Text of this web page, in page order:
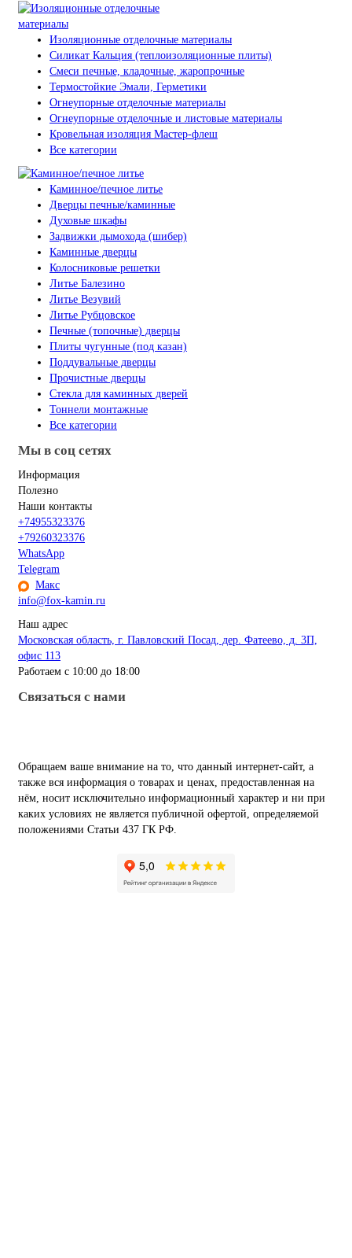
Изоляционные отделочные материалы
Силикат Кальция (теплоизоляционные плиты)
Смеси печные, кладочные, жаропрочные
Термостойкие Эмали, Герметики
Огнеупорные отделочные материалы
Огнеупорные отделочные и листовые материалы
Кровельная изоляция Мастер-флеш
Все категории
Каминное/печное литье
Дверцы печные/каминные
Духовые шкафы
Задвижки дымохода (шибер)
Каминные дверцы
Колосниковые решетки
Литье Балезино
Литье Везувий
Литье Рубцовское
Печные (топочные) дверцы
Плиты чугунные (под казан)
Поддувальные дверцы
Прочистные дверцы
Стекла для каминных дверей
Тоннели монтажные
Все категории
Мы в соц сетях
Информация
Полезно
Наши контакты
+74955323376
+79260323376
WhatsApp
Telegram
Макс
info@fox-kamin.ru
Наш адрес
Московская область, г. Павловский Посад, дер. Фатеево, д. 3П,
офис 113
Работаем с 10:00 до 18:00
Связаться с нами
Обращаем ваше внимание на то, что данный интернет-сайт, а
также вся информация о товарах и ценах, предоставленная на
нём, носит исключительно информационный характер и ни при
каких условиях не является публичной офертой, определяемой
положениями Статьи 437 ГК РФ.